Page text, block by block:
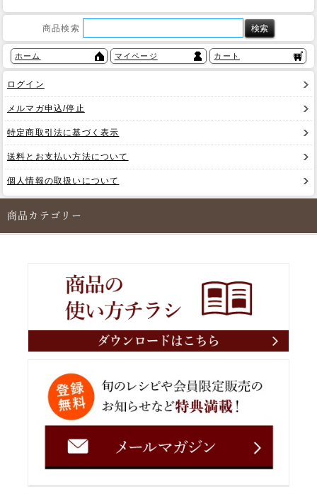
商品検索
ホーム マイページ カート
ログイン
メルマガ申込/停止
特定商取引法に基づく表示
送料とお支払い方法について
個人情報の取扱いについて
商品カテゴリー